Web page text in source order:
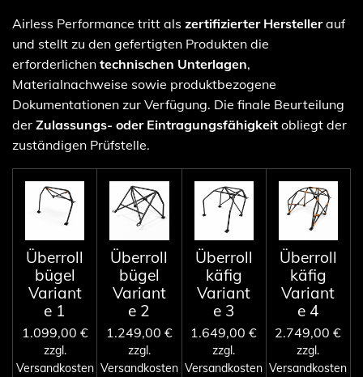
Airless Performance tritt als zertifizierter Herstellerauf
und stellt zu den gefertigten Produkten die
erforderlichen technischen Unterlagen,
Materialnachweise sowie produktbezogene
Dokumentationen zur Verfügung. Die finale Beurteilung
der Zulassungs- oder Eintragungsfähigkeit obliegt der
zuständigen Prüfstelle.
Überroll
bügel
Variant
e 1
1.099,00 €
zzgl.
Versandkosten
Überroll
bügel
Variant
e 2
1.249,00 €
zzgl.
Versandkosten
Überroll
käfig
Variant
e 3
1.649,00 €
zzgl.
Versandkosten
Überroll
käfig
Variant
e 4
2.749,00 €
zzgl.
Versandkosten